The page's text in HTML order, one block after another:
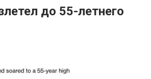
до 55-летнего